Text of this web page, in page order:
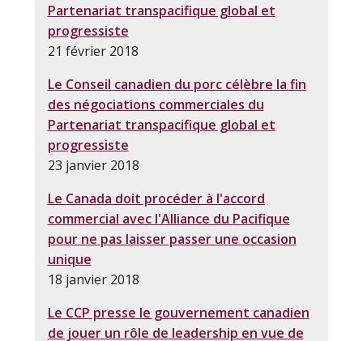
Partenariat transpacifique global et
progressiste
21 février 2018
Le Conseil canadien du porc célèbre la fin
des négociations commerciales du
Partenariat transpacifique global et
progressiste
23 janvier 2018
Le Canada doit procéder à l'accord
commercial avec l'Alliance du Pacifique
pour ne pas laisser passer une occasion
unique
18 janvier 2018
Le CCP presse le gouvernement canadien
de jouer un rôle de leadership en vue de